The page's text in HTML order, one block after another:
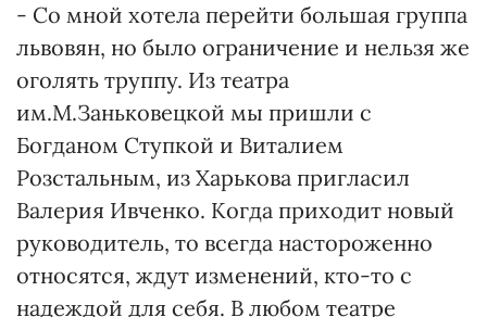
- Со мной хотела перейти большая группа
львовян, но было ограничение и нельзя же
оголять труппу. Из театра
им.М.Заньковецкой мы пришли с
Богданом Ступкой и Виталием
Розстальным, из Харькова пригласил
Валерия Ивченко. Когда приходит новый
руководитель, то всегда настороженно
относятся, ждут изменений, кто-то с
надеждой для себя. В любом театре